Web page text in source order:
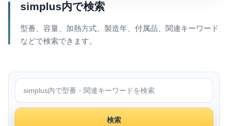
simplus内で検索
型番、容量、加熱方式、製造年、付属品、関連キーワード
などで検索できます。
simplus内で検索
検索